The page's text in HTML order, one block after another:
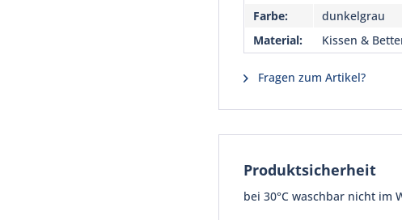
Farbe:
dunkelgrau
Material:
Kissen &
Fragen zum Artikel?
Produktsicherheit
bei 30°C waschbar nicht